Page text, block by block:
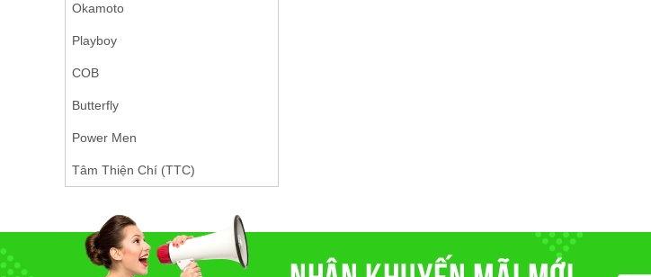
Okamoto
Playboy
COB
Butterfly
Power Men
Tâm Thiện Chí (TTC)